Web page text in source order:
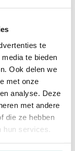
te
te bieden
Ook delen we
met onze
analyse. Deze
met andere
die ze hebben
services.
Bekijken